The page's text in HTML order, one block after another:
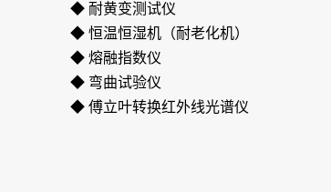
◆ 耐黄变测试仪
◆ 恒温恒湿机（耐老化机）
◆ 熔融指数仪
◆ 弯曲试验仪
◆ 傅立叶转换红外线光谱仪